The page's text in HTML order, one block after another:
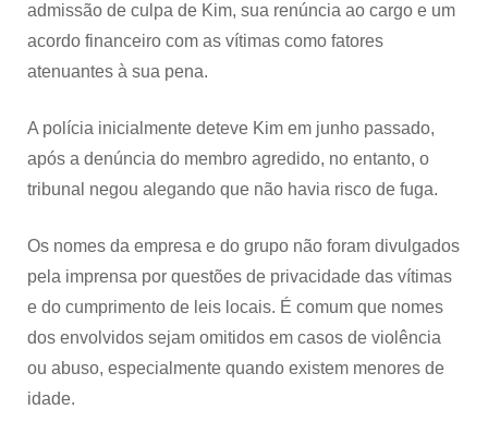
admissão de culpa de Kim, sua renúncia ao cargo e um
acordo financeiro com as vítimas como fatores
atenuantes à sua pena.
A polícia inicialmente deteve Kim em junho passado,
após a denúncia do membro agredido, no entanto, o
tribunal negou alegando que não havia risco de fuga.
Os nomes da empresa e do grupo não foram divulgados
pela imprensa por questões de privacidade das vítimas
e do cumprimento de leis locais. É comum que nomes
dos envolvidos sejam omitidos em casos de violência
ou abuso, especialmente quando existem menores de
idade.